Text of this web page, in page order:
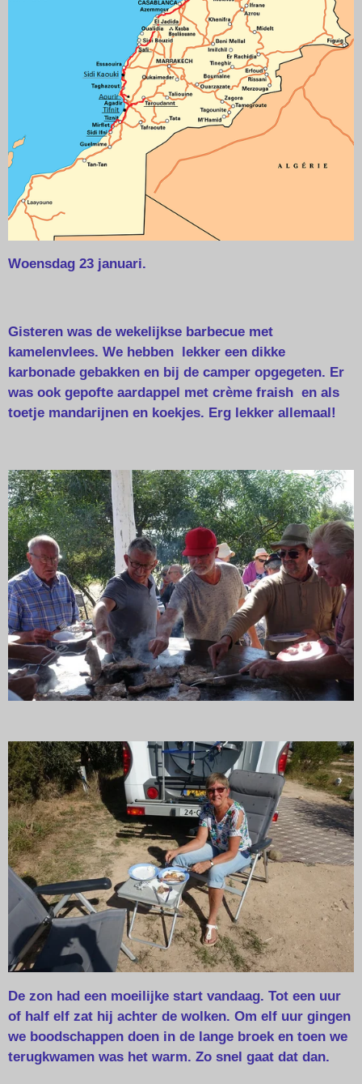
Woensdag 23 januari.
Gisteren was de wekelijkse barbecue met
kamelenvlees. We hebben lekker een dikke
karbonade gebakken en bij de camper opgegeten. Er
was ook gepofte aardappel met crème fraish en als
toetje mandarijnen en koekjes. Erg lekker allemaal!
De zon had een moeilijke start vandaag. Tot een uur
of half elf zat hij achter de wolken. Om elf uur gingen
we boodschappen doen in de lange broek en toen we
terugkwamen was het warm. Zo snel gaat dat dan.